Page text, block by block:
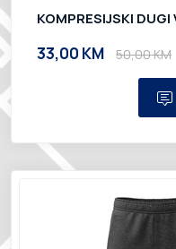
KOMPRESIJSKI DUGI
33,00 KM 50,00 KM